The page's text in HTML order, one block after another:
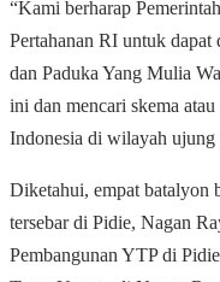
“Kami berharap
Pertahanan RI untuk
dan Paduka Yang Mulia
ini dan mencari skema
Indonesia di wilayah
Diketahui, empat batalyon
tersebar di Pidie, Nagan
Pembangunan YTP di